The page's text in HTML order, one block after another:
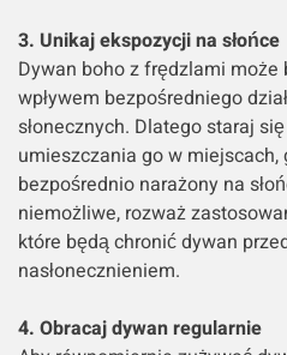
3. Unikaj ekspozycji na słońce
Dywan boho z frędzlami może
wpływem bezpośredniego
słonecznych. Dlatego staraj
umieszczania go w miejscach,
bezpośrednio narażony na
niemożliwe, rozważ
które będą chronić dywan
nasłonecznieniem.
4. Obracaj dywan regularnie